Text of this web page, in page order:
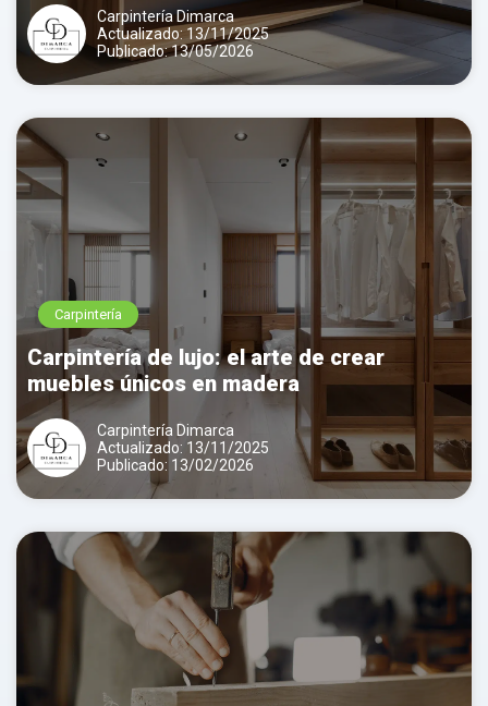
Carpintería Dimarca
Actualizado: 13/11/2025
Publicado: 13/05/2026
Carpintería
Carpintería de lujo: el arte de crear
muebles únicos en madera
Carpintería Dimarca
Actualizado: 13/11/2025
Publicado: 13/02/2026